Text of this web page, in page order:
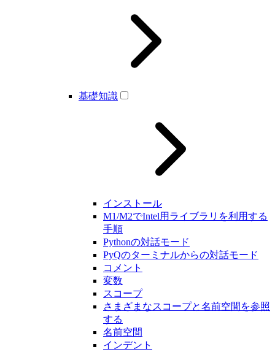
基礎知識
インストール
M1/M2でIntel用ライブラリを利用する
手順
Pythonの対話モード
PyQのターミナルからの対話モード
コメント
変数
スコープ
さまざまなスコープと名前空間を参照
する
名前空間
インデント